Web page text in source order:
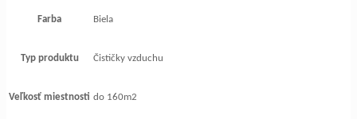
Farba Biela
Typ produktu Čističky vzduchu
Veľkosť miestnosti do 160m2